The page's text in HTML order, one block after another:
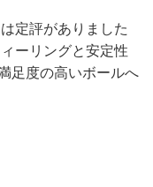
定評がありました
ーリングと安定性
足度の高いボールへ